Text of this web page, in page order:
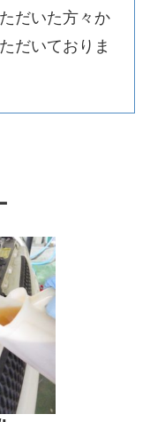
だいた方々か
だいておりま